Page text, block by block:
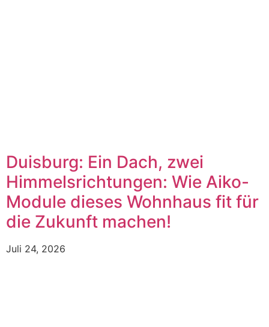
Duisburg: Ein Dach, zwei
Himmelsrichtungen: Wie Aiko-
Module dieses Wohnhaus fit für
die Zukunft machen!
Juli 24, 2026